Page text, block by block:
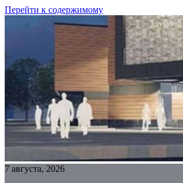
Перейти к содержимому
7 августа, 2026